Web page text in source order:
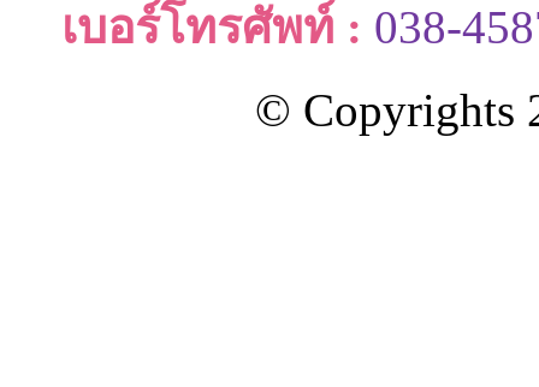
เบอร์โทรศัพท์ : 038-
© Copyrights